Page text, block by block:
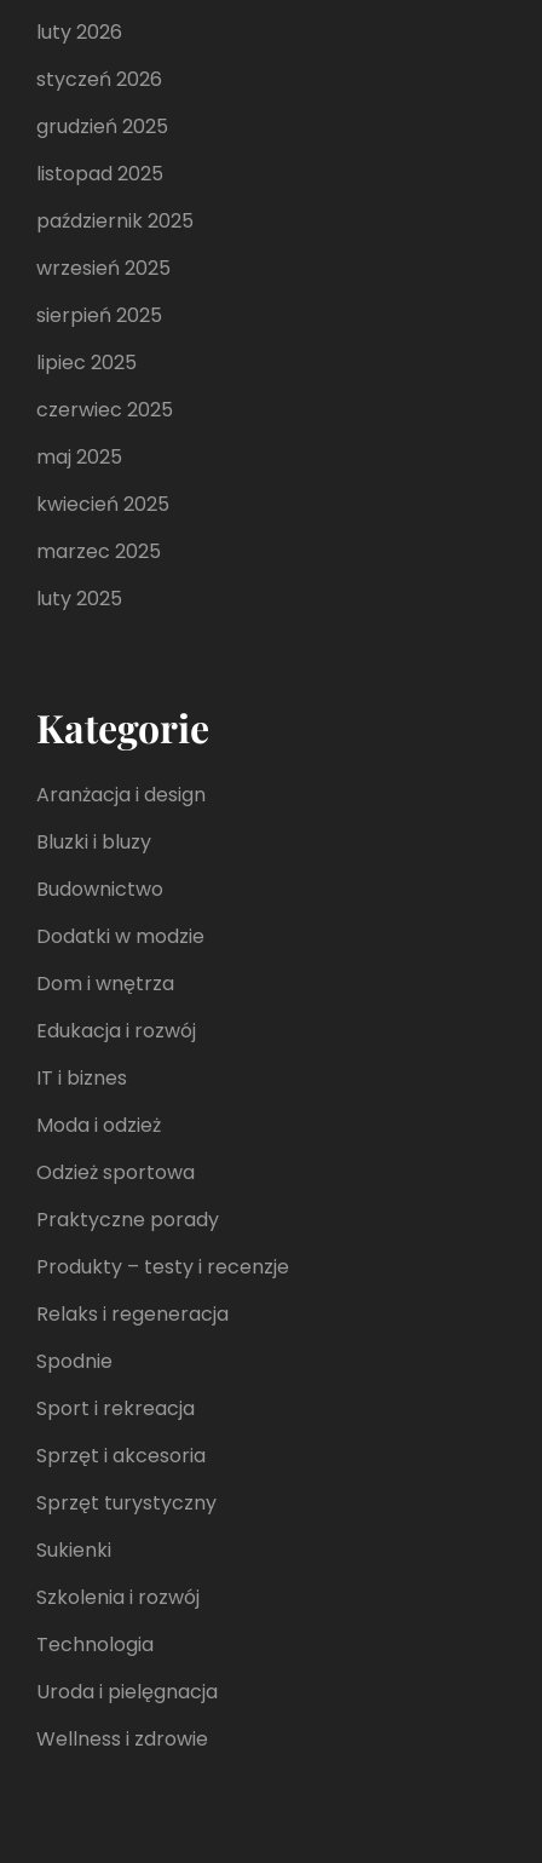
luty 2026
styczeń 2026
grudzień 2025
listopad 2025
październik 2025
wrzesień 2025
sierpień 2025
lipiec 2025
czerwiec 2025
maj 2025
kwiecień 2025
marzec 2025
luty 2025
Kategorie
Aranżacja i design
Bluzki i bluzy
Budownictwo
Dodatki w modzie
Dom i wnętrza
Edukacja i rozwój
IT i biznes
Moda i odzież
Odzież sportowa
Praktyczne porady
Produkty – testy i recenzje
Relaks i regeneracja
Spodnie
Sport i rekreacja
Sprzęt i akcesoria
Sprzęt turystyczny
Sukienki
Szkolenia i rozwój
Technologia
Uroda i pielęgnacja
Wellness i zdrowie